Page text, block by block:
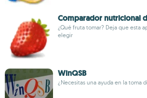
Comparador nutricional
¿Qué fruta tomar? Deja que esta
elegir
WinQSB
¿Necesitas una ayuda en la toma